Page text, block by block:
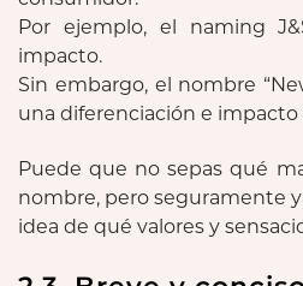
Por ejemplo, el naming
impacto.
Sin embargo, el nombre
una diferenciación e
Puede que no sepas qué
nombre, pero seguramente
idea de qué valores y